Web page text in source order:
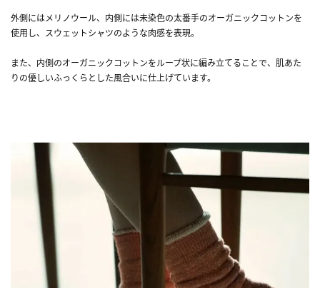
外側にはメリノウール、内側には未染色の太番手のオーガニックコットンを
使用し、スウェットシャツのような肉感を表現。
また、内側のオーガニックコットンをループ状に編み立てることで、肌あた
りの優しいふっくらとした風合いに仕上げています。